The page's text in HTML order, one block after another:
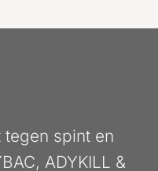
spint en
ADYKILL &